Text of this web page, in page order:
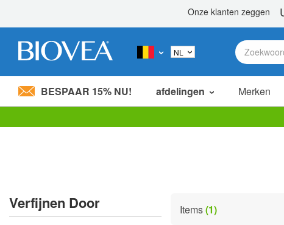
Let
Druk
op
BESPAAR 15% NU! afdelingen Merken
Verfijnen Door
verfijnen door
Items(1)